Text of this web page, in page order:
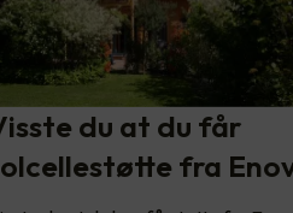
du at du får
fra